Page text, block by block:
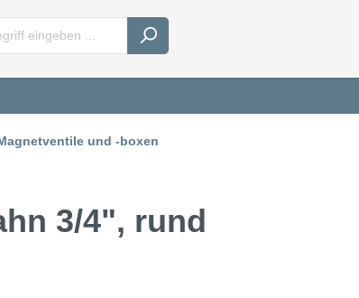
und -boxen
3/4", rund